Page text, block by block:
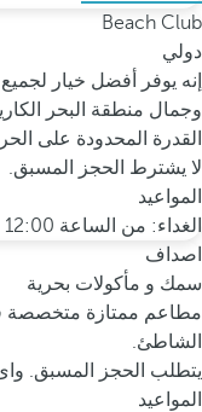
Beach Club
دولي
إنه يوفر أفضل خيار لجميع
وجمال منطقة البحر
القدرة المحدودة على
لا يشترط الحجز المسبق.
المواعيد
الغداء: من الساعة 12:00 ظهراً إلى الساعة 16:00 ظهراً.
اصداف
سمك و مأكولات بحرية
مطاعم ممتازة متخصصة
الشاطئ.
يتطلب الحجز المسبق.
المواعيد